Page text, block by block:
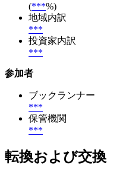
(***%)
地域内訳
***
投資家内訳
***
参加者
ブックランナー
***
保管機関
***
転換および交換